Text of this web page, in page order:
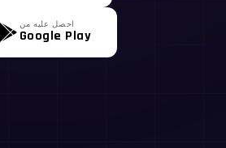
احصل عليه من
Google Play